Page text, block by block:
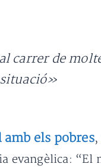
carrer de
amb els pobres,
evangèlica: